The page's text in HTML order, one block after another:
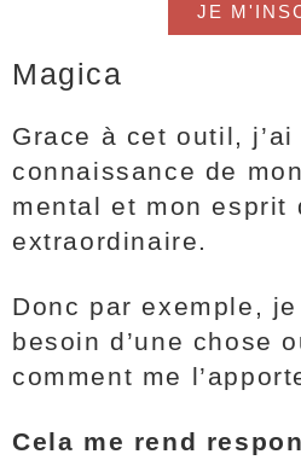
JE
Magica
Grace à cet outil, j’ai
connaissance de
mental et mon esprit
extraordinaire.
Donc par exemple,
besoin d’une chose
comment me
Cela me rend